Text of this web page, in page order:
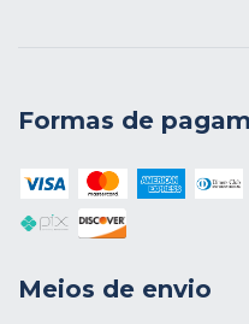
Formas de
Meios de envio